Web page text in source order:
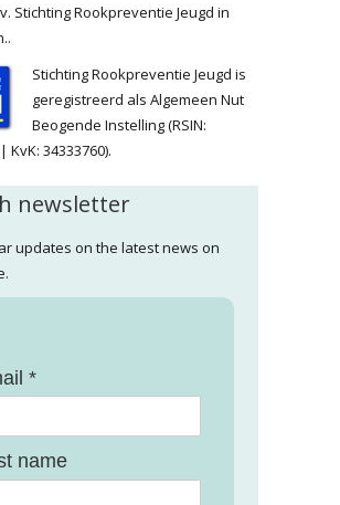
Stichting Rookpreventie Jeugd in
Stichting Rookpreventie Jeugd is
geregistreerd als Algemeen Nut
Beogende Instelling (RSIN:
KvK: 34333760).
newsletter
updates on the latest news on
*
name